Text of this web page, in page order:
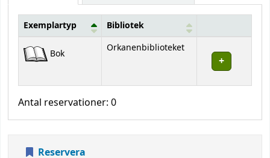
Exemplartyp Bibliotek
Bok Orkanenbiblioteket
Antal reservationer: 0
Reservera